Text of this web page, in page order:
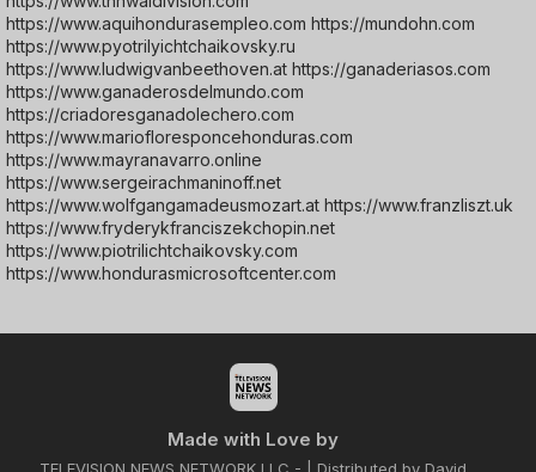
https://www.aquihondurasempleo.com https://mundohn.com
https://www.pyotrilyichtchaikovsky.ru
https://www.ludwigvanbeethoven.at https://ganaderiasos.com
https://www.ganaderosdelmundo.com
https://criadoresganadolechero.com
https://www.mariofloresponcehonduras.com
https://www.mayranavarro.online
https://www.sergeirachmaninoff.net
https://www.wolfgangamadeusmozart.at https://www.franzliszt.uk
https://www.fryderykfranciszekchopin.net
https://www.piotrilichtchaikovsky.com
https://www.hondurasmicrosoftcenter.com
Made with Love by
TELEVISION NEWS NETWORK LLC - | Distributed by David